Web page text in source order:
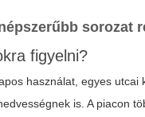
sorozat
figyelni?
használat, egyes utcai
is. A piacon